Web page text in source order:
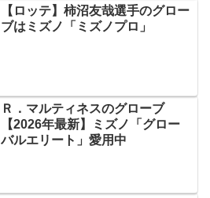
【ロッテ】柿沼友哉選手のグロー
ブはミズノ「ミズノプロ」
Ｒ．マルティネスのグローブ
【2026年最新】ミズノ「グロー
バルエリート」愛用中